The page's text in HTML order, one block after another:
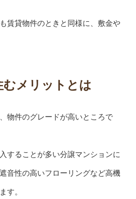
賃貸物件のときと同様に、敷金や
むメリットとは
物件のグレードが高いところで
することが多い分譲マンションに
音性の高いフローリングなど高機
す。